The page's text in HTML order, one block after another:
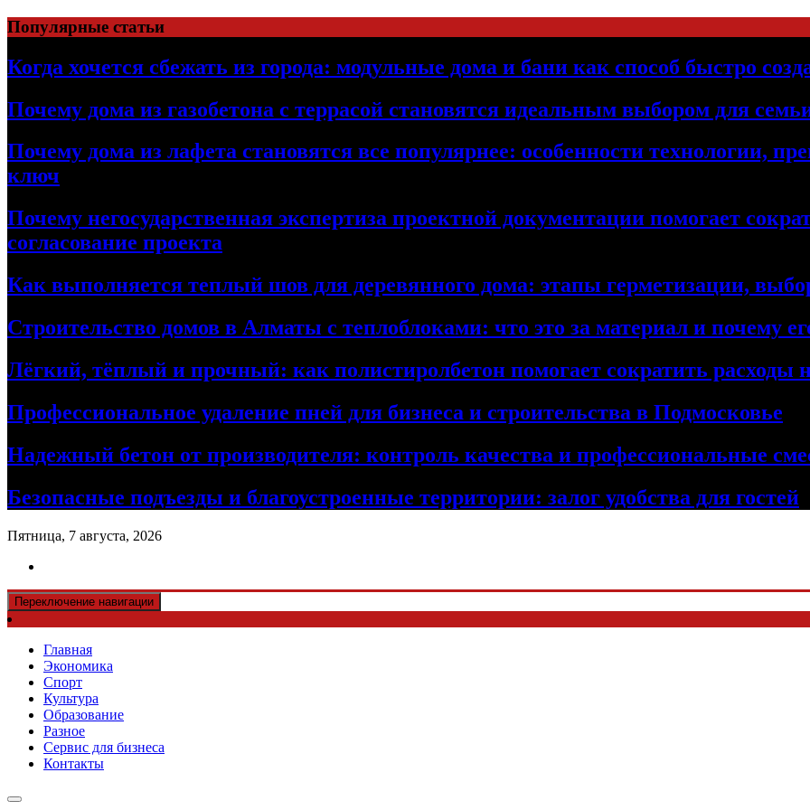
Перейти
к
содержимому
Популярные статьи
Когда хочется сбежать из города: модульные дома и бани как способ быстро
Почему дома из газобетона с террасой становятся идеальным выбором для
Почему дома из лафета становятся все популярнее: особенности технологии,
ключ
Почему негосударственная экспертиза проектной документации помогает
согласование проекта
Как выполняется теплый шов для деревянного дома: этапы герметизации,
Строительство домов в Алматы с теплоблоками: что это за материал и почему
Лёгкий, тёплый и прочный: как полистиролбетон помогает сократить расходы
Профессиональное удаление пней для бизнеса и строительства в Подмосковье
Надежный бетон от производителя: контроль качества и профессиональные
Безопасные подъезды и благоустроенные территории: залог удобства для гостей
Пятница, 7 августа, 2026
Переключение навигации
Главная
Экономика
Спорт
Культура
Образование
Разное
Сервис для бизнеса
Контакты